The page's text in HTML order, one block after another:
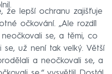
že lepší ochranu zajišťuje
očkování. „Ale rozdíl
se, a těmi, co
už není tak velký. Větší
a neočkovali se, a